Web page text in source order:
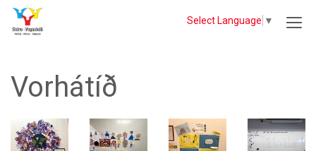
Select Language ▼
Vorhátíð